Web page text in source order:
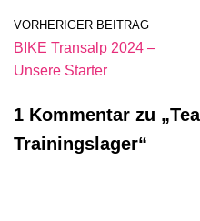
VORHERIGER BEITRAG
BIKE Transalp 2024 –
Unsere Starter
1 Kommentar zu
Trainingslager“